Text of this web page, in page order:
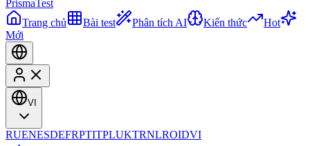
PrismaTest
Trang chủ
Bài test Phân tích AI Kiến thức
Hot
Mới
VI
RUENESDEFRPTITPLUKTRNLROIDVI